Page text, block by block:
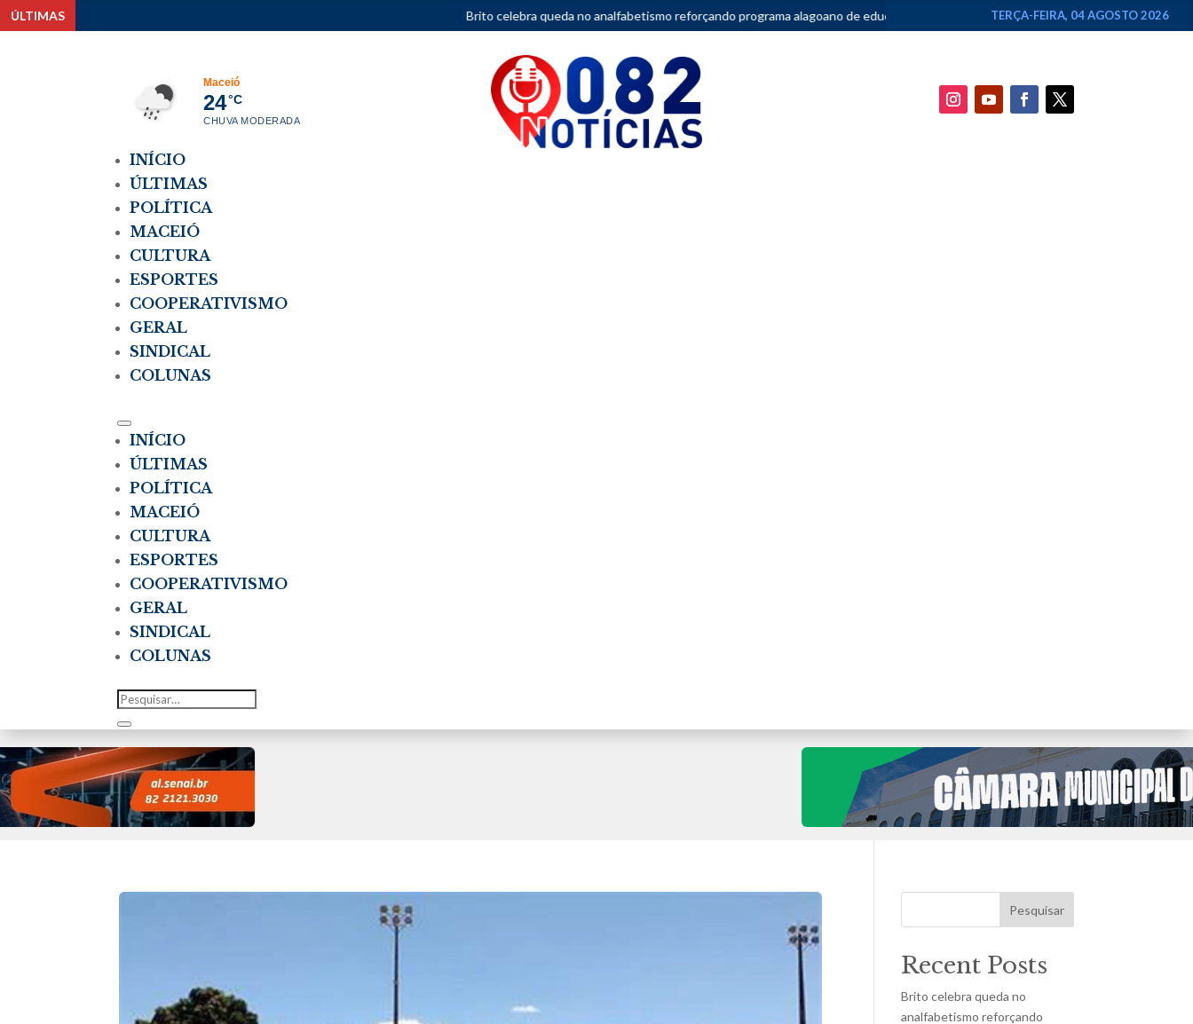
ÚLTIMAS Brito celebra queda no analfabetismo reforçando programa alagoano de educação • Federação Brasil da Esperança aciona TSE contra rede de perfis
TERÇA-FEIRA, 04 AGOSTO 2026
Maceió
24°C
CHUVA MODERADA
INÍCIO
ÚLTIMAS
POLÍTICA
MACEIÓ
CULTURA
ESPORTES
COOPERATIVISMO
GERAL
SINDICAL
COLUNAS
INÍCIO
ÚLTIMAS
POLÍTICA
MACEIÓ
CULTURA
ESPORTES
COOPERATIVISMO
GERAL
SINDICAL
COLUNAS
Pesquisar
Recent Posts
Brito celebra queda no
analfabetismo reforçando